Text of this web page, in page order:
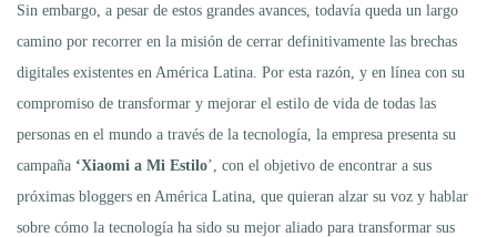
Sin embargo, a pesar de estos grandes avances, todavía queda un largo
camino por recorrer en la misión de cerrar definitivamente las brechas
digitales existentes en América Latina. Por esta razón, y en línea con su
compromiso de transformar y mejorar el estilo de vida de todas las
personas en el mundo a través de la tecnología, la empresa presenta su
campaña ‘Xiaomi a Mi Estilo’, con el objetivo de encontrar a sus
próximas bloggers en América Latina, que quieran alzar su voz y hablar
sobre cómo la tecnología ha sido su mejor aliado para transformar sus